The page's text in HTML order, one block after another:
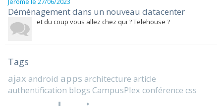
Déménagement dans un nouveau datacenter
et du coup vous allez chez qui ? Telehouse ?
Tags
ajax android apps architecture article
authentification blogs CampusPlex conférence css